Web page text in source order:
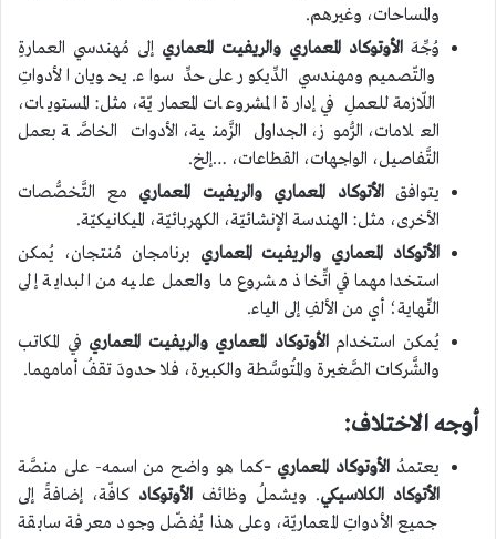
والمساحات، وغيرهم.
وُجِّهَ الأوتوكاد المعماري والريفيت المعماري إلى مُهندسي العمارةِ
والتّصميم ومهندسي الدِّيكور على حدِّ سواء. يحويان الأدواتِ
اللّازمة للعملِ في إدارة المشروعات المعماريّة، مثل: المستويات،
العلامات، الرُّموز، الجداول الزَّمنية، الأدوات الخاصَّة بعمل
التَّفاصيل، الواجهات، القطاعات، …إلخ.
يتوافقالأتوكاد المعماري والريفيت المعماري مع التَّخصُّصات
الأخرى، مثل: الهندسة الإنشائيّة، الكهربائيّة، الميكانيكيّة.
الأتوكاد المعماري والريفيت المعماري برنامجان مُنتجان، يُمكن
استخدامهما في اتِّخاذ مشروع ما والعمل عليه من البداية إلى
النِّهاية؛ أي من الألفِ إلى الياء.
يُمكن استخدامالأوتوكاد المعماري والريفيت المعماري في المكاتب
والشَّركات الصَّغيرة والمُتوسَّطة والكبيرة، فلا حدودَ تقفُ أمامهما.
أوجه الاختلاف:
يعتمدُ الأوتوكاد المعماري –كما هو واضح من اسمه- على منصَّة
الأتوكاد الكلاسيكي. ويشملُ وظائف الأوتوكاد كافّة، إضافةً إلى
جميع الأدواتِ المعماريّة، وعلى هذا يُفضّل وجود معرفة سابقة